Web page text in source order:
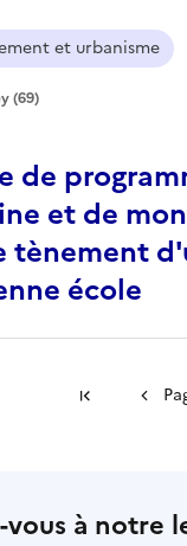
de
et de
tènement
école
et urbanisme
(69)
Première
vous à notre